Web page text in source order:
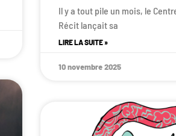
Il y a tout pile un mois, le
Récit lançait sa
LIRE LA SUITE »
10 novembre 2025